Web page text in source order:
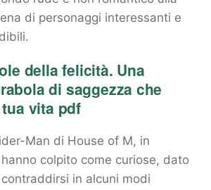
di personaggi interessanti e
della felicità. Una
di saggezza che
vita pdf
Man di House of M, in
colpito come curiose, dato
in alcuni modi